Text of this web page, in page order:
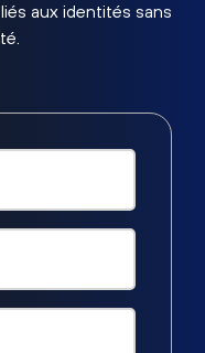
aux identités sans